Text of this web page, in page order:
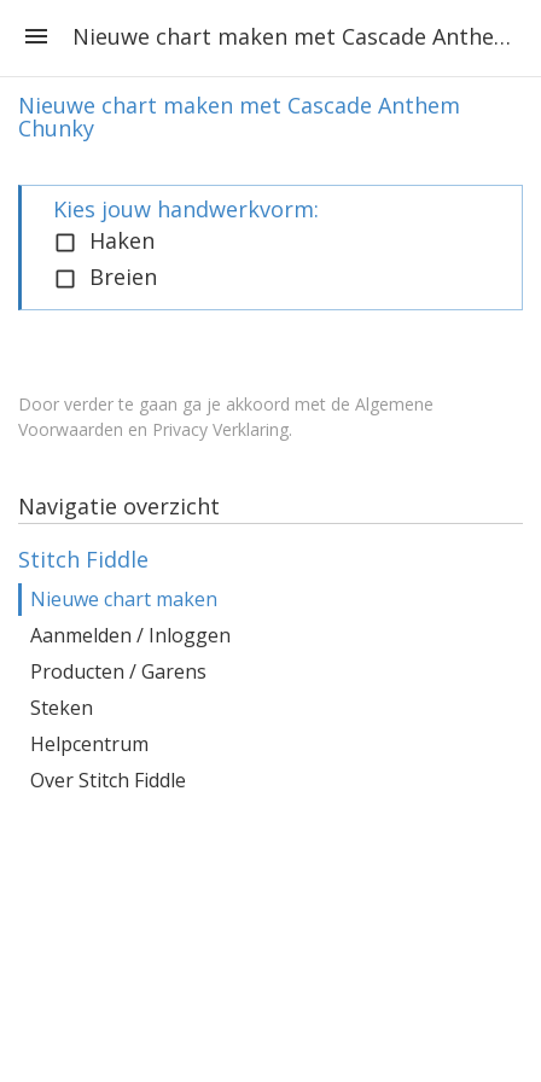
Nieuwe chart maken met Cascade Anthem Chunky
Nieuwe chart maken met Cascade Anthem
Chunky
Kies jouw handwerkvorm:
Haken
Breien
Door verder te gaan ga je akkoord met de Algemene
Voorwaarden en Privacy Verklaring.
Navigatie overzicht
Stitch Fiddle
Nieuwe chart maken
Aanmelden / Inloggen
Producten / Garens
Steken
Helpcentrum
Over Stitch Fiddle